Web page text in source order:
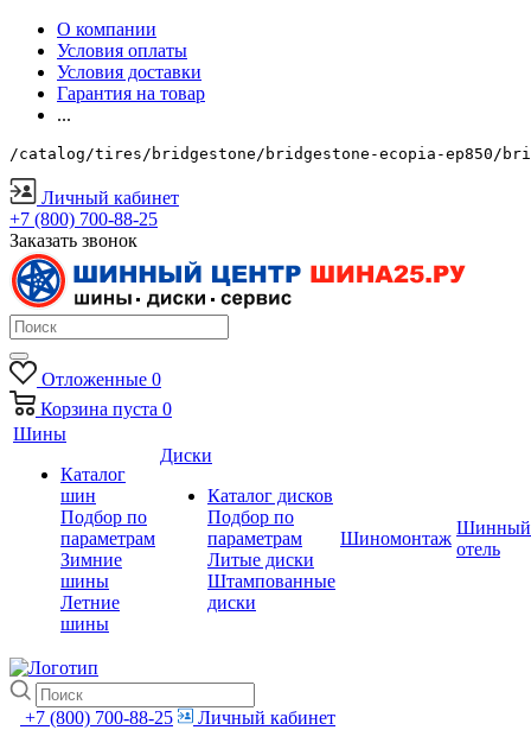
О компании
Условия оплаты
Условия доставки
Гарантия на товар
...
/catalog/tires/bridgestone/bridgestone-ecopia-ep850/
Личный кабинет
+7 (800) 700-88-25
Заказать звонок
Отложенные 0
Корзина пуста 0
Шины
Каталог
шин
Подбор по
параметрам
Зимние
шины
Летние
шины
Диски
Каталог дисков
Подбор по
параметрам
Литые диски
Штампованные
диски
Шиномонтаж
Шинный
отель
+7 (800) 700-88-25
Личный кабинет